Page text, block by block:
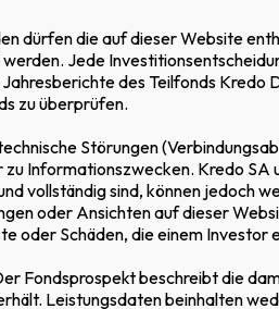
dürfen die auf dieser Website
Jede
des Teilfonds Kredo
zu überprüfen.
Störungen
Informationszwecken. Kredo SA
vollständig sind, können jedoch
oder Ansichten auf dieser
oder Schäden, die einem Investor
Fondsprospekt beschreibt die
Leistungsdaten beinhalten